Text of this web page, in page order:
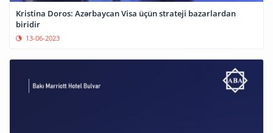
Kristina Doros: Azərbaycan Visa üçün strateji bazarlardan
biridir
13-06-2023